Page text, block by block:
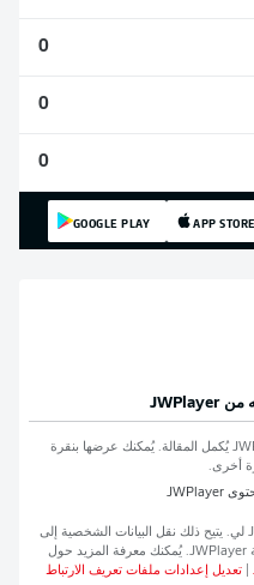
0
0
0
APP STORE
GOOGLE PLAY
من JWPlayer
يُكمل المقالة. يُمكنك عرضها بنقرة
أخرى.
JWPlayer
لي. يتيح ذلك نقل البيانات الشخصية إلى
JWPlayer. يُمكنك معرفة المزيد حول
تعديل إعدادات ملفات تعريف الارتباط